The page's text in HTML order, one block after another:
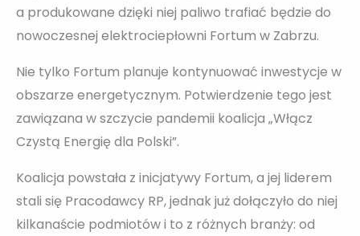
a produkowane dzięki niej paliwo trafiać będzie do
nowoczesnej elektrociepłowni Fortum w Zabrzu.
Nie tylko Fortum planuje kontynuować inwestycje w
obszarze energetycznym. Potwierdzenie tego jest
zawiązana w szczycie pandemii koalicja „Włącz
Czystą Energię dla Polski”.
Koalicja powstała z inicjatywy Fortum, a jej liderem
stali się Pracodawcy RP, jednak już dołączyło do niej
kilkanaście podmiotów i to z różnych branży: od